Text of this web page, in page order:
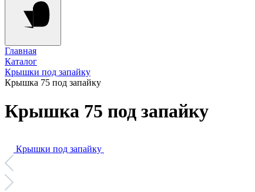
Главная
Каталог
Крышки под запайку
Крышка 75 под запайку
Крышка 75 под запайку
Крышки под запайку